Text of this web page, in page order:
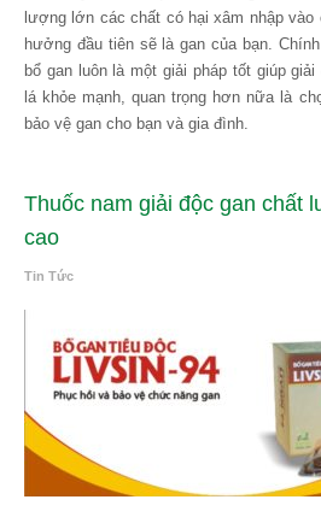
lượng lớn các chất có hại xâm nhập
hưởng đầu tiên sẽ là gan của bạn.
bổ gan luôn là một giải pháp tốt giúp
lá khỏe mạnh, quan trọng hơn nữa là
bảo vệ gan cho bạn và gia đình.
Thuốc nam giải độc gan chất
cao
Tin Tức